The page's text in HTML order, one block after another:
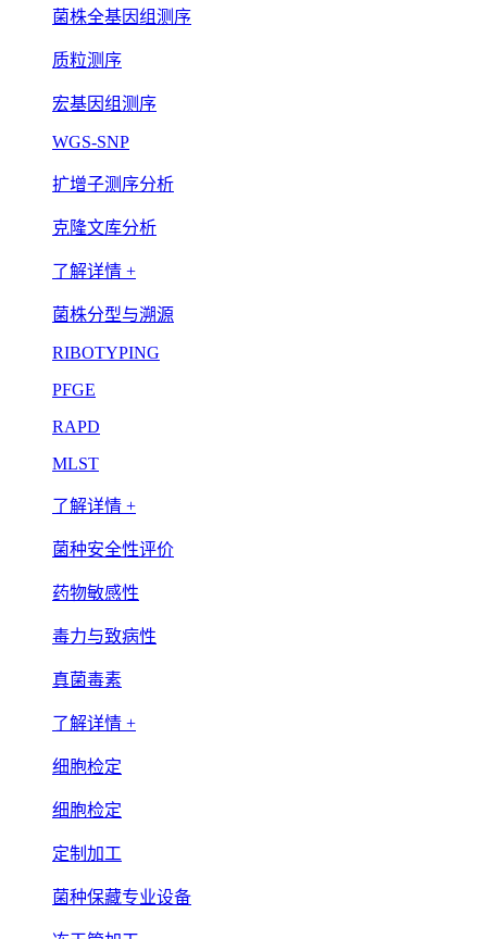
菌株全基因组测序
质粒测序
宏基因组测序
WGS-SNP
扩增子测序分析
克隆文库分析
了解详情 +
菌株分型与溯源
RIBOTYPING
PFGE
RAPD
MLST
了解详情 +
菌种安全性评价
药物敏感性
毒力与致病性
真菌毒素
了解详情 +
细胞检定
细胞检定
定制加工
菌种保藏专业设备